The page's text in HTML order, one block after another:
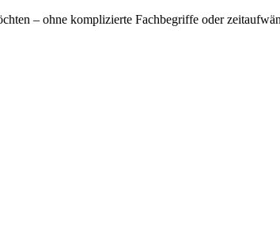
– ohne komplizierte Fachbegriffe oder